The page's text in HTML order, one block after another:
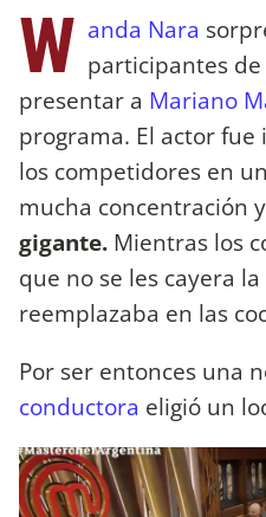
W anda Nara
participantes de
presentar a Mariano
programa. El actor
los competidores en
mucha concentración
gigante. Mientras los
que no se les cayera
reemplazaba en las
Por ser entonces una
conductora eligió un